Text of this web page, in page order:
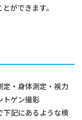
ができます。
定・身体測定・視力
トゲン撮影
記にあるような検